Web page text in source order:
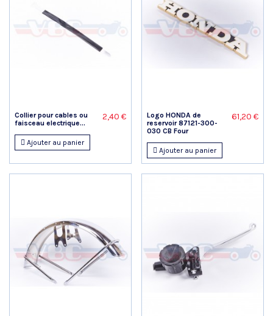
Collier pour cables ou
faisceau electrique...
2,40 €
Ajouter au panier
Logo HONDA de
reservoir 87121-300-
030 CB Four
61,20 €
Ajouter au panier